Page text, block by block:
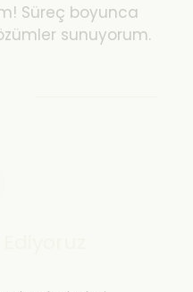
Süreç boyunca
sunuyorum.